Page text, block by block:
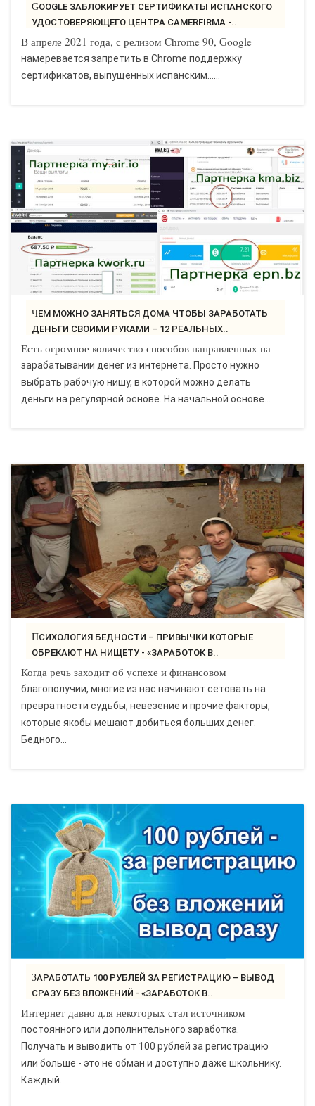
GOOGLE ЗАБЛОКИРУЕТ СЕРТИФИКАТЫ ИСПАНСКОГО
УДОСТОВЕРЯЮЩЕГО ЦЕНТРА CAMERFIRMA -..
В апреле 2021 года, с релизом Chrome 90, Google
намеревается запретить в Chrome поддержку
сертификатов, выпущенных испанским…...
ЧЕМ МОЖНО ЗАНЯТЬСЯ ДОМА ЧТОБЫ ЗАРАБОТАТЬ
ДЕНЬГИ СВОИМИ РУКАМИ – 12 РЕАЛЬНЫХ..
Есть огромное количество способов направленных на
зарабатывании денег из интернета. Просто нужно
выбрать рабочую нишу, в которой можно делать
деньги на регулярной основе. На начальной основе...
ПСИХОЛОГИЯ БЕДНОСТИ – ПРИВЫЧКИ КОТОРЫЕ
ОБРЕКАЮТ НА НИЩЕТУ - «ЗАРАБОТОК В..
Когда речь заходит об успехе и финансовом
благополучии, многие из нас начинают сетовать на
превратности судьбы, невезение и прочие факторы,
которые якобы мешают добиться больших денег.
Бедного...
ЗАРАБОТАТЬ 100 РУБЛЕЙ ЗА РЕГИСТРАЦИЮ – ВЫВОД
СРАЗУ БЕЗ ВЛОЖЕНИЙ - «ЗАРАБОТОК В..
Интернет давно для некоторых стал источником
постоянного или дополнительного заработка.
Получать и выводить от 100 рублей за регистрацию
или больше - это не обман и доступно даже школьнику.
Каждый...